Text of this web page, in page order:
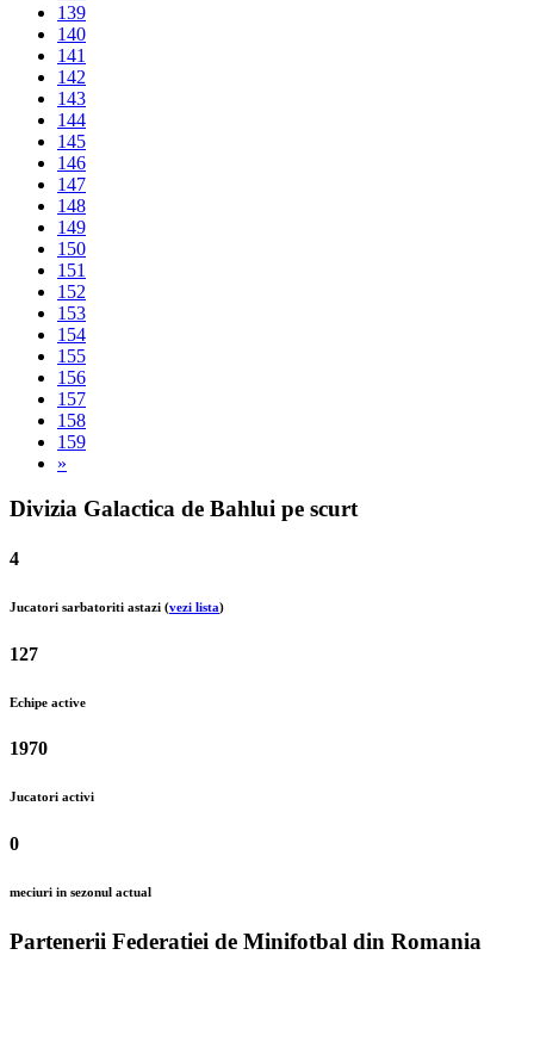
139
140
141
142
143
144
145
146
147
148
149
150
151
152
153
154
155
156
157
158
159
»
Divizia Galactica de Bahlui pe scurt
4
Jucatori sarbatoriti astazi (vezi lista)
127
Echipe active
1970
Jucatori activi
0
meciuri in sezonul actual
Partenerii Federatiei de Minifotbal din Romania